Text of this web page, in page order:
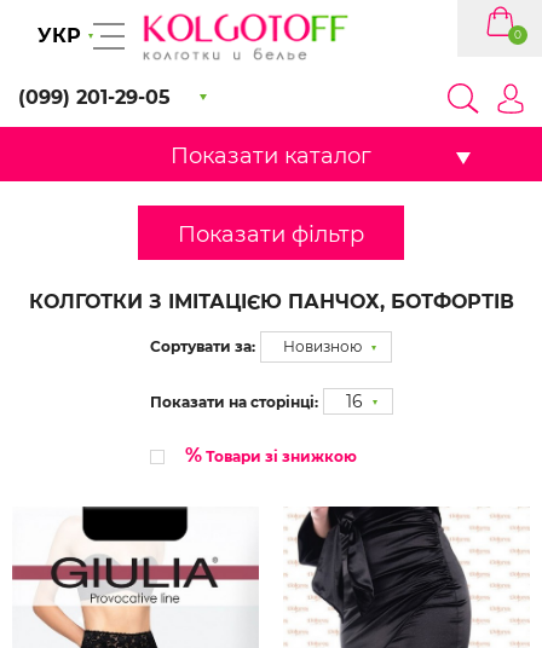
УКР
(099) 201-29-05
0
Показати каталог
Показати фільтр
КОЛГОТКИ З ІМІТАЦІЄЮ ПАНЧОХ, БОТФОРТІВ
Сортувати за: Новизною
Показати на сторінці: 16
% Товари зі знижкою